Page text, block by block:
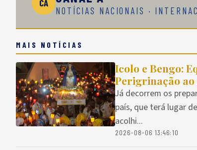
CA
NOTÍCIAS NACIONAIS ·
MAIS NOTÍCIAS
Icolo e Bengo:
Perigrinação
Já decorrem os
país, que terá lugar
acolhi...
2026-08-06 13:46:10